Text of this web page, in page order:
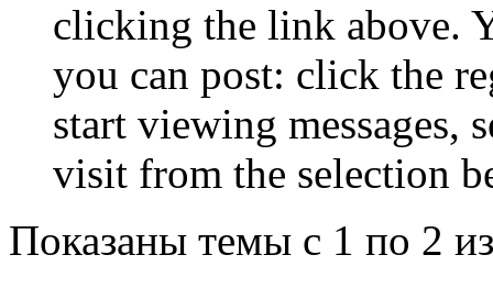
clicking the link above.
you can post: click the
start viewing messages,
visit from the selection
Показаны темы с 1 по 2